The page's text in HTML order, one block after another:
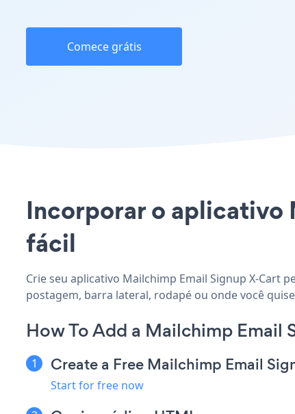
Comece grátis
Incorporar o aplicativo
fácil
Crie seu aplicativo Mailchimp Email Signup X-Cart
postagem, barra lateral, rodapé ou onde você
How To Add a Mailchimp Email
Create a Free Mailchimp Email
Start for free now